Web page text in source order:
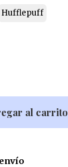
Hufflepuff
al carrito